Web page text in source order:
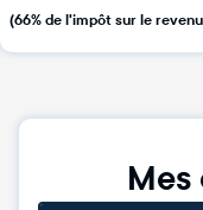
(66% de l'impôt sur le